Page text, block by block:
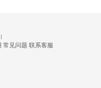
常见问题 联系客服